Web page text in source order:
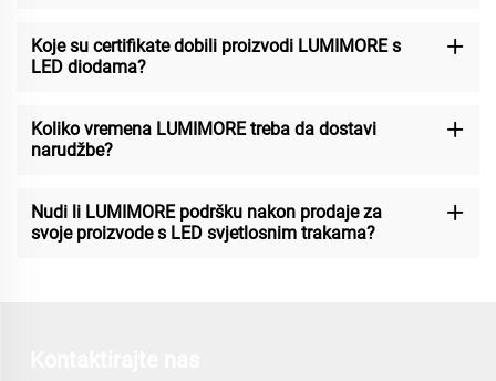
Koje su certifikate dobili proizvodi LUMIMORE s
LED diodama?
Koliko vremena LUMIMORE treba da dostavi
narudžbe?
Nudi li LUMIMORE podršku nakon prodaje za
svoje proizvode s LED svjetlosnim trakama?